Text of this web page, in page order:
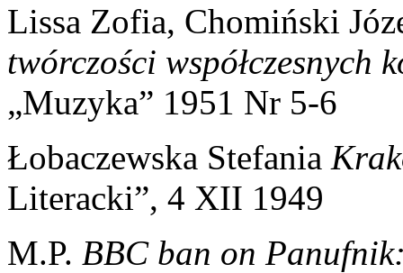
Lissa Zofia, Chomiński
twórczości współczesnych
„Muzyka” 1951 Nr 5-6
Łobaczewska Stefania
Literacki”, 4 XII 1949
M.P. BBC ban on